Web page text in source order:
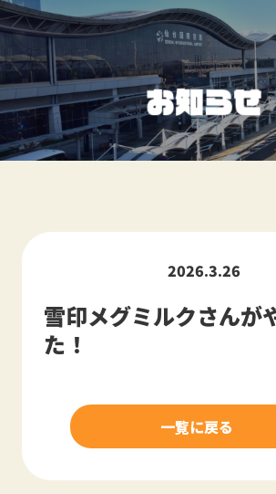
2026.3.26
雪印メグミルクさんが
た！
一覧に戻る